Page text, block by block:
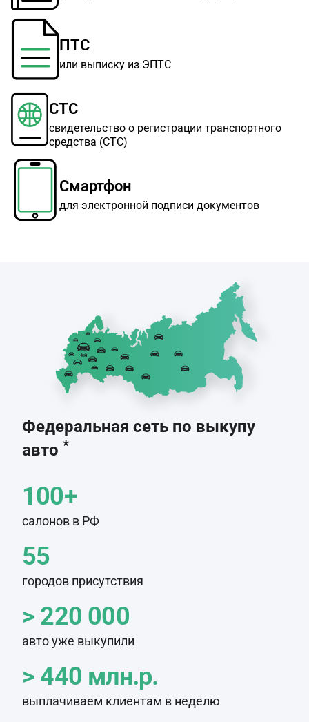
ПТС
или выписку из ЭПТС
СТС
свидетельство о регистрации транспортного
средства (СТС)
Смартфон
для электронной подписи документов
Федеральная сеть по выкупу
авто *
100+
салонов в РФ
55
городов присутствия
> 220 000
авто уже выкупили
> 440 млн.р.
выплачиваем клиентам в неделю